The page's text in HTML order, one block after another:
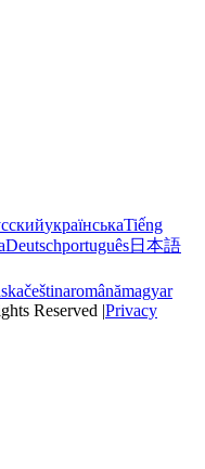
українськаTiếng
Deutschportuguês日本語
češtinaromânămagyar
Reserved |Privacy